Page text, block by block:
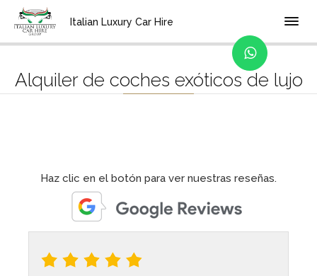
Italian Luxury Car Hire
Home Categoría
Alquiler de coches exóticos de lujo
Haz clic en el botón para ver nuestras reseñas.